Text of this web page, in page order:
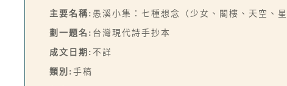
主要名稱: 愚溪小集：七種想念（少女、閣樓、天空、
劃一題名: 台灣現代詩手抄本
成文日期: 不詳
類別: 手稿